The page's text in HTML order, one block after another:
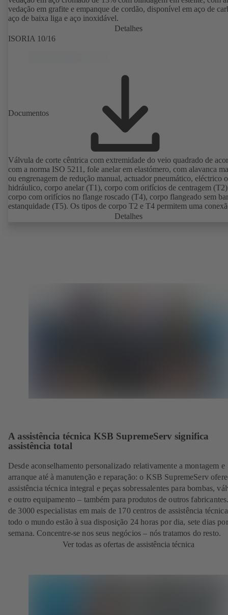
vedação em grafite e empanque de cordão, disponível em aço de
aço de baixa liga e aço inoxidável.
Detalhes
ISORIA 10/16
Documentos
Válvula de corte cêntrica com extremidade do veio quadrado de
com a norma ISO 5211, fole anelar em elastómero, com alavanca
ou engrenagem de redução manual, actuador pneumático, eléctrico
hidráulico, corpo anelar (T1), corpo com orifícios de centragem
corpo com orifícios no flange roscado (T4), corpo flangeado sem
estanquidade (T5). Os tipos de corpo T2 e T4 permitem uma
unilateral e a montagem como válvula final com contraflange.
Detalhes
A assistência técnica KSB SupremeServ significa
assistência total
Desde aconselhamento personalizado relativamente a montagem e
arranque até à manutenção e reparação: o KSB SupremeServ
assistência técnica integral e peças sobressalentes para bombas,
e outro equipamento – também para produtos de outros
de 3000 especialistas em mais de 170 centros de assistência
todo o mundo estão à sua disposição 24 horas por dia, sete dias por
semana. Concentre-se nos seus negócios – nós tratamos do resto.
Ver todas as ofertas de assistência técnica